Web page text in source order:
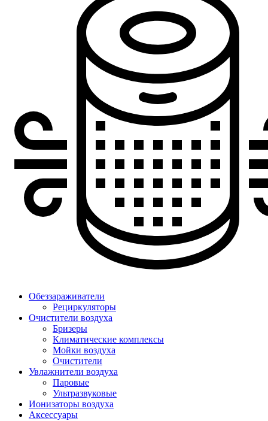
Обеззараживатели
Рециркуляторы
Очистители воздуха
Бризеры
Климатические комплексы
Мойки воздуха
Очистители
Увлажнители воздуха
Паровые
Ультразвуковые
Ионизаторы воздуха
Аксессуары